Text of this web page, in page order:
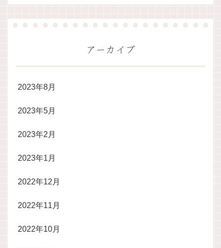
アーカイブ
2023年8月
2023年5月
2023年2月
2023年1月
2022年12月
2022年11月
2022年10月